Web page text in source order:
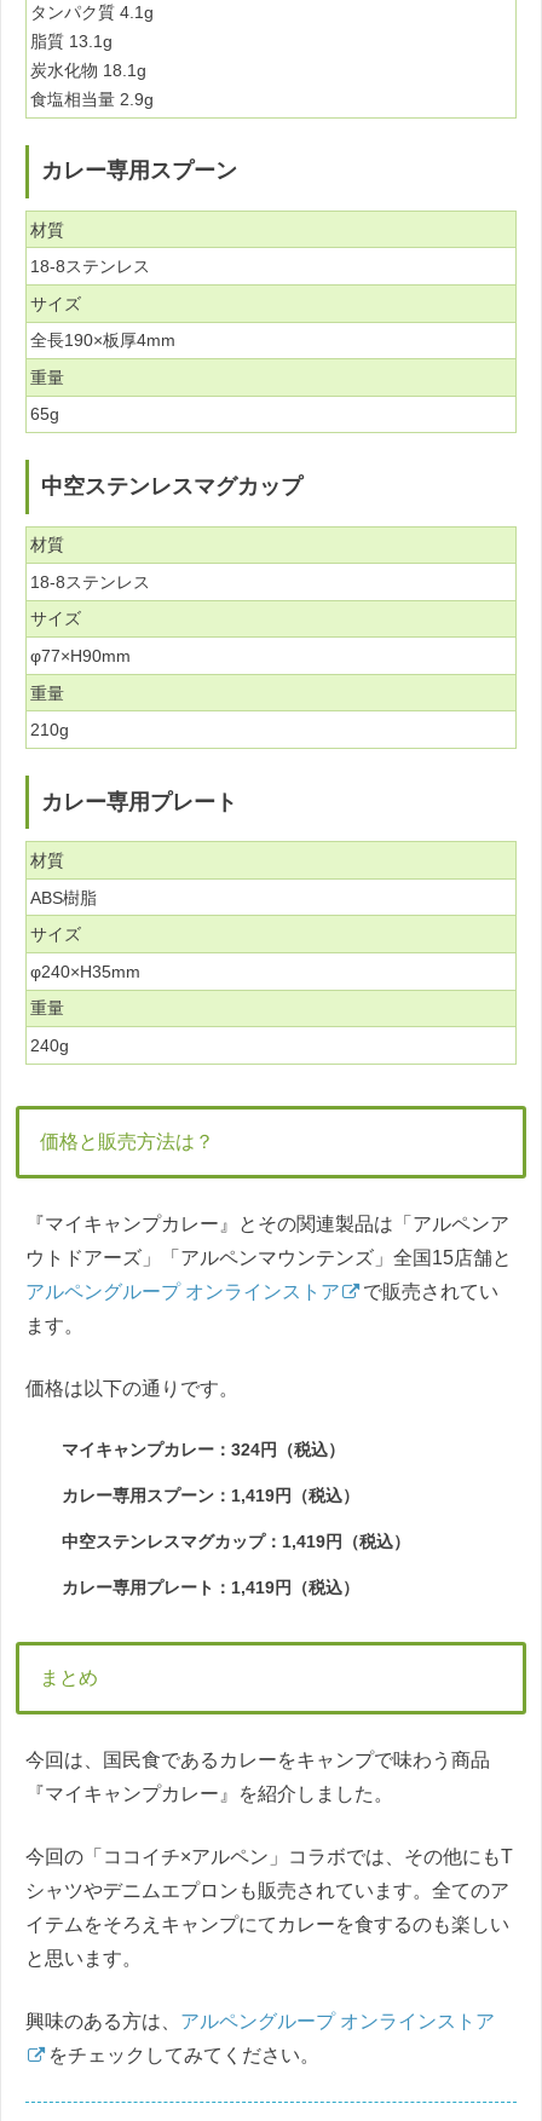
タンパク質 4.1g
脂質 13.1g
炭水化物 18.1g
食塩相当量 2.9g
カレー専用スプーン
材質
18-8ステンレス
サイズ
全長190×板厚4mm
重量
65g
中空ステンレスマグカップ
材質
18-8ステンレス
サイズ
φ77×H90mm
重量
210g
カレー専用プレート
材質
ABS樹脂
サイズ
φ240×H35mm
重量
240g
価格と販売方法は？
『マイキャンプカレー』とその関連製品は「アルペンア
ウトドアーズ」「アルペンマウンテンズ」全国15店舗と
アルペングループ オンラインストア
で販売されてい
ます。
価格は以下の通りです。
マイキャンプカレー：324円（税込）
カレー専用スプーン：1,419円（税込）
中空ステンレスマグカップ：1,419円（税込）
カレー専用プレート：1,419円（税込）
まとめ
今回は、国民食であるカレーをキャンプで味わう商品
『マイキャンプカレー』を紹介しました。
今回の「ココイチ×アルペン」コラボでは、その他にもT
シャツやデニムエプロンも販売されています。全てのア
イテムをそろえキャンプにてカレーを食するのも楽しい
と思います。
興味のある方は、 アルペングループ オンラインストア
をチェックしてみてください。